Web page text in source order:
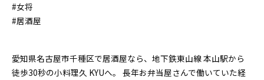
#女将
#居酒屋
愛知県名古屋市千種区で居酒屋なら、地下鉄東山線 本山駅から
徒歩30秒の小料理久 KYUへ。 長年お弁当屋さんで働いていた経